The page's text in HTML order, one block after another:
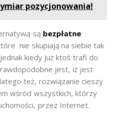
pozycjonowania!
są bezpłatne
nie skupiają na siebie tak
kiedy już ktoś trafi do
jest, iż jest
też, rozwiązanie cieszy
wśród wszystkich, którzy
przez Internet.